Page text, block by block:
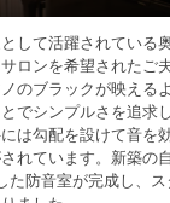
して活躍されている
ロンを希望されたご
のブラックが映える
でシンプルさを追求
は勾配を設けて音を
れています。新築の
た防音室が完成し、